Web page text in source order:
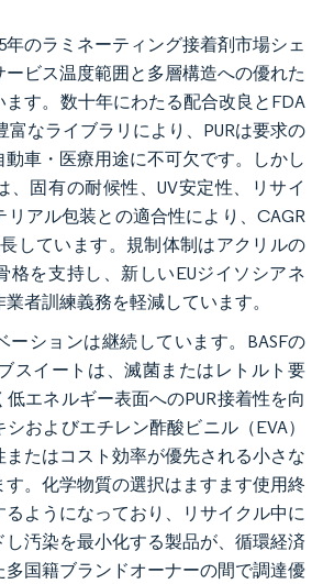
年のラミネーティング接着剤市場シェ
ービス温度範囲と多層構造への優れた
す。数十年にわたる配合改良とFDA
富なライブラリにより、PURは要求の
車・医療用途に不可欠です。しかし
、固有の耐候性、UV安定性、リサイ
リアル包装との適合性により、CAGR
しています。規制体制はアクリルの
格を支持し、新しいEUジイソシアネ
者訓練義務を軽減しています。
ーションは継続しています。BASFの
スイートは、滅菌またはレトルト要
エネルギー表面へのPUR接着性を向
およびエチレン酢酸ビニル（EVA）
たはコスト効率が優先される小さな
。化学物質の選択はますます使用終
ようになっており、リサイクル中に
し汚染を最小化する製品が、循環経済
多国籍ブランドオーナーの間で調達優